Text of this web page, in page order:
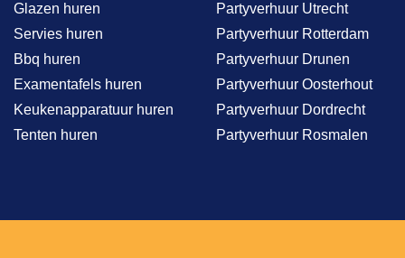
Glazen huren
Servies huren
Bbq huren
Examentafels huren
Keukenapparatuur huren
Tenten huren
Partyverhuur Utrecht
Partyverhuur Rotterdam
Partyverhuur Drunen
Partyverhuur Oosterhout
Partyverhuur Dordrecht
Partyverhuur Rosmalen